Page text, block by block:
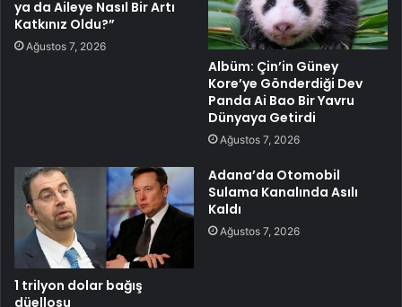
ya da Aileye Nasıl Bir Artı
Katkınız Oldu?”
Ağustos 7, 2026
Albüm: Çin’in Güney
Kore’ye Gönderdiği Dev
Panda Ai Bao Bir Yavru
Dünyaya Getirdi
Ağustos 7, 2026
1 trilyon dolar bağış
düellosu
Adana’da Otomobil
Sulama Kanalında Asılı
Kaldı
Ağustos 7, 2026